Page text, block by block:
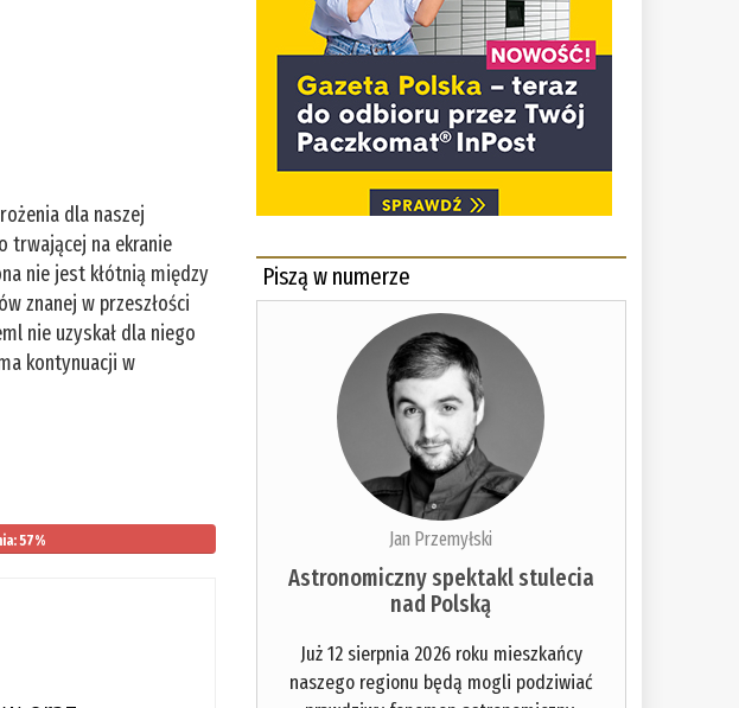
dla naszej
trwającej na ekranie
nie jest kłótnią między
znanej w przeszłości
nie uzyskał dla niego
kontynuacji w
57%
Piszą w numerze
Jan Przemyłski
Astronomiczny spektakl stulecia
nad Polską
Już 12 sierpnia 2026 roku mieszkańcy
naszego regionu będą mogli podziwiać